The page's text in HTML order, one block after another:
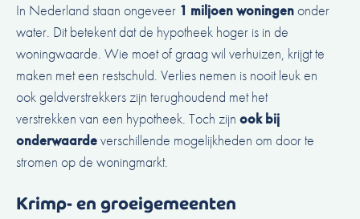
In Nederland staan ongeveer 1 miljoen woningenonder
water. Dit betekent dat de hypotheek hoger is in de
woningwaarde. Wie moet of graag wil verhuizen, krijgt te
maken met een restschuld. Verlies nemen is nooit leuk en
ook geldverstrekkers zijn terughoudend met het
verstrekken van een hypotheek. Toch zijn ook bij
onderwaardeverschillende mogelijkheden om door te
stromen op de woningmarkt.
Krimp- en groeigemeenten